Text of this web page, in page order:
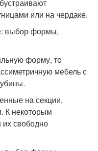
или на чердаке.
форму, то
мебель с
на секции,
К некоторым
их свободно